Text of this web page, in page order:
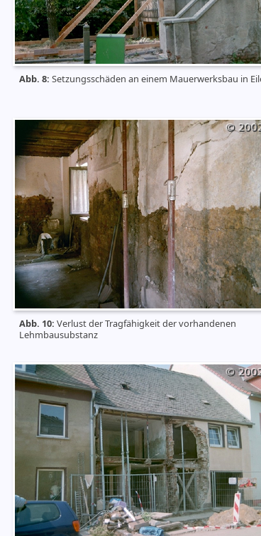
Abb. 8: Setzungsschäden an einem Mauerwerksbau in
Abb. 10: Verlust der Tragfähigkeit der vorhandenen
Lehmbausubstanz